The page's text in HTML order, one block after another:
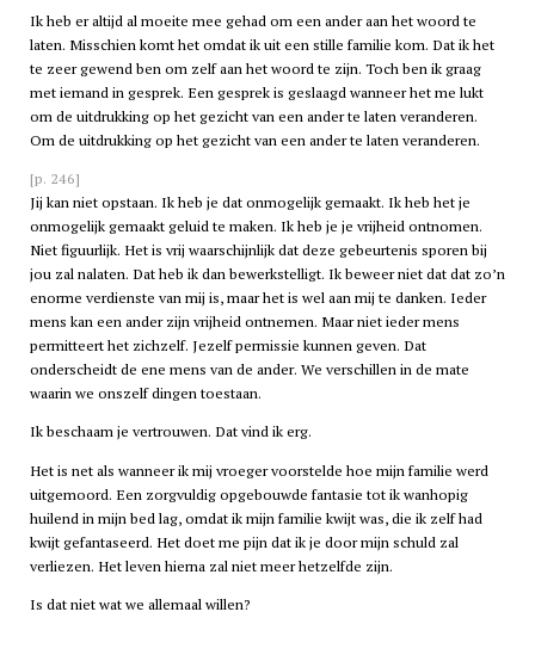
Ik heb er altijd al moeite mee gehad om een ander aan het woord te
laten. Misschien komt het omdat ik uit een stille familie kom. Dat ik het
te zeer gewend ben om zelf aan het woord te zijn. Toch ben ik graag
met iemand in gesprek. Een gesprek is geslaagd wanneer het me lukt
om de uitdrukking op het gezicht van een ander te laten veranderen.
Om de uitdrukking op het gezicht van een ander te laten veranderen.
[p. 246]
Jij kan niet opstaan. Ik heb je dat onmogelijk gemaakt. Ik heb het je
onmogelijk gemaakt geluid te maken. Ik heb je je vrijheid ontnomen.
Niet figuurlijk. Het is vrij waarschijnlijk dat deze gebeurtenis sporen bij
jou zal nalaten. Dat heb ik dan bewerkstelligt. Ik beweer niet dat dat zo’n
enorme verdienste van mij is, maar het is wel aan mij te danken. Ieder
mens kan een ander zijn vrijheid ontnemen. Maar niet ieder mens
permitteert het zichzelf. Jezelf permissie kunnen geven. Dat
onderscheidt de ene mens van de ander. We verschillen in de mate
waarin we onszelf dingen toestaan.
Ik beschaam je vertrouwen. Dat vind ik erg.
Het is net als wanneer ik mij vroeger voorstelde hoe mijn familie werd
uitgemoord. Een zorgvuldig opgebouwde fantasie tot ik wanhopig
huilend in mijn bed lag, omdat ik mijn familie kwijt was, die ik zelf had
kwijt gefantaseerd. Het doet me pijn dat ik je door mijn schuld zal
verliezen. Het leven hierna zal niet meer hetzelfde zijn.
Is dat niet wat we allemaal willen?